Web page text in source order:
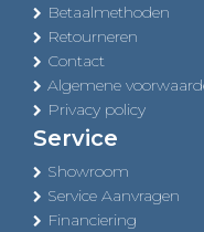
Betaalmethoden
Retourneren
Contact
Algemene
Privacy policy
Service
Showroom
Service Aanvragen
Financiering